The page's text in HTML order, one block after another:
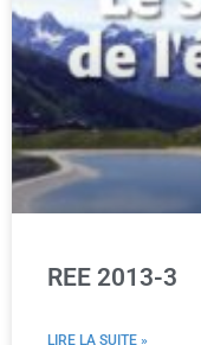
REE 2013-3
LIRE LA SUITE »